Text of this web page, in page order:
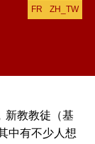
FR ZH_TW
新教教徒（基
中有不少人想